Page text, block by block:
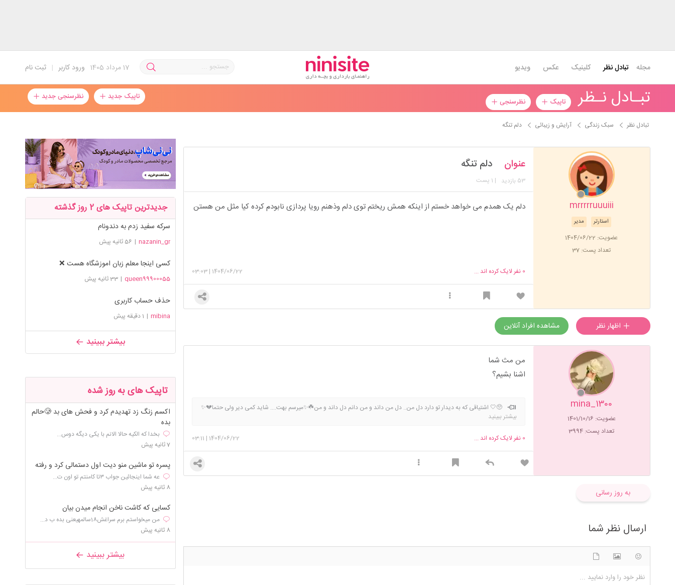
ثبت نام | ورود کاربر 17مرداد 1405 مجله تبادل نظر کلینیک عکس ویدیو
تبـادل نـظر تاپیک نظرسنجی تاپیک جدید نظرسنجی جدید
تبادل نظر سبک زندگی آرایش و زیبائی دلم تنگه
mrrrrruuuiii
مدیر استارتر
عضویت: 1404/06/22
تعداد پست: 37
عنوان دلم تنگه
53 بازدید | 1 پست
دلم یک همدم می خواهد خستم از اینکه همش ریختم توی دلم وذهنم رویا پردازی نابودم کرده کیا مثل من هستن
1404/06/22
|
03:03 0 نفر لایک کرده اند ...
مشاهده افراد آنلاین
mina_1300
عضویت: 1401/10/16
تعداد پست: 3994
من مث شما
اشنا بشیم؟
🥺🤍 اشتیاقی که به دیدار تو دارد دل من.. دل من داند و من دانم دل داند و من☘️✨میرسم بهت.... شاید کمی دیر ولی حتما💔✨
🫀🥺
بیشتر ببینید
1404/06/22
|
03:11 0 نفر لایک کرده اند ...
به روز رسانی
ارسال نظر شما
نظر خود را وارد نمایید ...
جدیدترین تاپیک های 2 روز گذشته
سرکه سفید زدم به دندونام
nazanin_gr
| 56 ثانیه پیش
کسی اینجا معلم زبان اموزشگاه هست ❌️
queen99900055
| 33 ثانیه پیش
حذف حساب کاربری
mibina
| 1 دقیقه پیش
بیشتر ببینید
تاپیک های به روز شده
اکسم زنگ زد تهدیدم کرد و فحش های بد 🥲حالم
بده
بخدا که الکیه حالا الانم با یکی دیگه دوس...
7 ثانیه پیش
پسره تو ماشین منو دیت اول دستمالی کرد و رفته
عه شما اینجائین جواب ۳تا کامنتم تو اون ت...
8 ثانیه پیش
کسایی که کاشت ناخن انجام میدن بیان
من میخواستم برم سراغش18سالمهیعنی بده ب د...
8 ثانیه پیش
بیشتر ببینید